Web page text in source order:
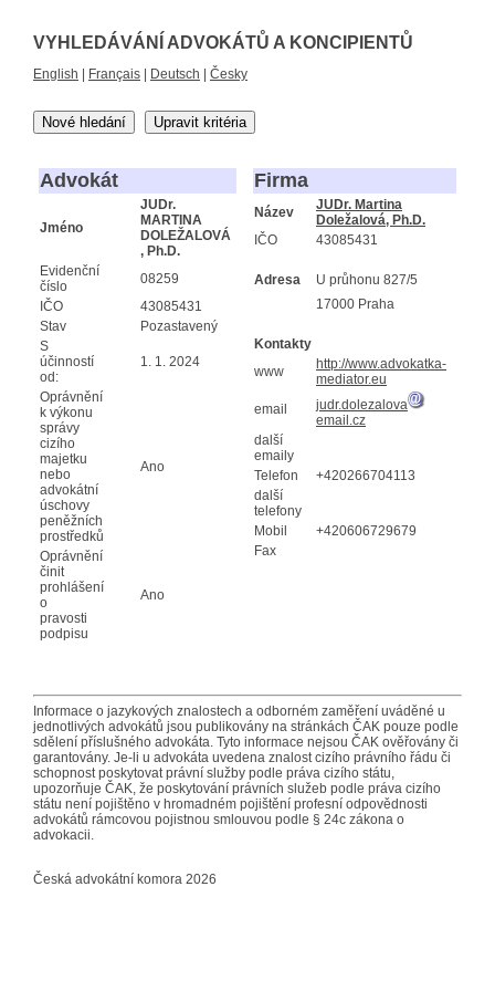
VYHLEDÁVÁNÍ ADVOKÁTŮ A KONCIPIENTŮ
English Français Deutsch Česky
Nové hledání Upravit kritéria
Advokát
Jméno
JUDr.
MARTINA
DOLEŽALOVÁ
, Ph.D.
Evidenční
číslo
08259
IČO
43085431
Stav
Pozastavený
S
účinností
od:
1. 1. 2024
Oprávnění
k výkonu
správy
cizího
majetku
nebo
advokátní
úschovy
peněžních
prostředků
Ano
Oprávnění
činit
prohlášení
o
pravosti
podpisu
Ano
Firma
Název
JUDr. Martina
Doležalová, Ph.D.
IČO
43085431
Adresa
U průhonu 827/5
17000 Praha
Kontakty
www
http://www.advokatka-
mediator.eu
email
judr.dolezalova
email.cz
další
emaily
Telefon
+420266704113
další
telefony
Mobil
+420606729679
Fax
Informace o jazykových znalostech a odborném zaměření uváděné u
jednotlivých advokátů jsou publikovány na stránkách ČAK pouze podle
sdělení příslušného advokáta. Tyto informace nejsou ČAK ověřovány či
garantovány. Je-li u advokáta uvedena znalost cizího právního řádu či
schopnost poskytovat právní služby podle práva cizího státu,
upozorňuje ČAK, že poskytování právních služeb podle práva cizího
státu není pojištěno v hromadném pojištění profesní odpovědnosti
advokátů rámcovou pojistnou smlouvou podle § 24c zákona o
advokacii.
Česká advokátní komora 2026